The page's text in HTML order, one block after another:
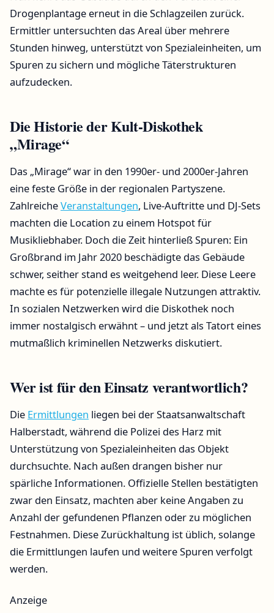
Drogenplantage erneut in die Schlagzeilen zurück.
Ermittler untersuchten das Areal über mehrere
Stunden hinweg, unterstützt von Spezialeinheiten, um
Spuren zu sichern und mögliche Täterstrukturen
aufzudecken.
Die Historie der Kult-Diskothek
„Mirage“
Das „Mirage“ war in den 1990er- und 2000er-Jahren
eine feste Größe in der regionalen Partyszene.
ZahlreicheVeranstaltungen, Live-Auftritte und DJ-Sets
machten die Location zu einem Hotspot für
Musikliebhaber. Doch die Zeit hinterließ Spuren: Ein
Großbrand im Jahr 2020 beschädigte das Gebäude
schwer, seither stand es weitgehend leer. Diese Leere
machte es für potenzielle illegale Nutzungen attraktiv.
In sozialen Netzwerken wird die Diskothek noch
immer nostalgisch erwähnt – und jetzt als Tatort eines
mutmaßlich kriminellen Netzwerks diskutiert.
Wer ist für den Einsatz verantwortlich?
Die Ermittlungen liegen bei der Staatsanwaltschaft
Halberstadt, während die Polizei des Harz mit
Unterstützung von Spezialeinheiten das Objekt
durchsuchte. Nach außen drangen bisher nur
spärliche Informationen. Offizielle Stellen bestätigten
zwar den Einsatz, machten aber keine Angaben zu
Anzahl der gefundenen Pflanzen oder zu möglichen
Festnahmen. Diese Zurückhaltung ist üblich, solange
die Ermittlungen laufen und weitere Spuren verfolgt
werden.
Anzeige